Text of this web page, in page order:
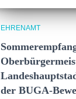
EHRENAMT
der BUGA-